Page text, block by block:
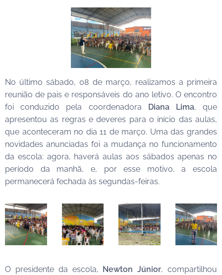
No último sábado, 08 de março, realizamos a primeira
reunião de pais e responsáveis do ano letivo. O encontro
foi conduzido pela coordenadora Diana Lima, que
apresentou as regras e deveres para o início das aulas,
que aconteceram no dia 11 de março. Uma das grandes
novidades anunciadas foi a mudança no funcionamento
da escola: agora, haverá aulas aos sábados apenas no
período da manhã, e, por esse motivo, a escola
permanecerá fechada às segundas-feiras.
O presidente da escola, Newton Júnior, compartilhou